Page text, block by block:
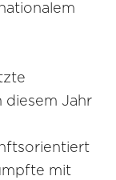
diesem Jahr
mit